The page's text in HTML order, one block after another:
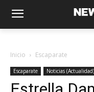
Inicio Escaparate
Escaparate Noticias (Actualidad)